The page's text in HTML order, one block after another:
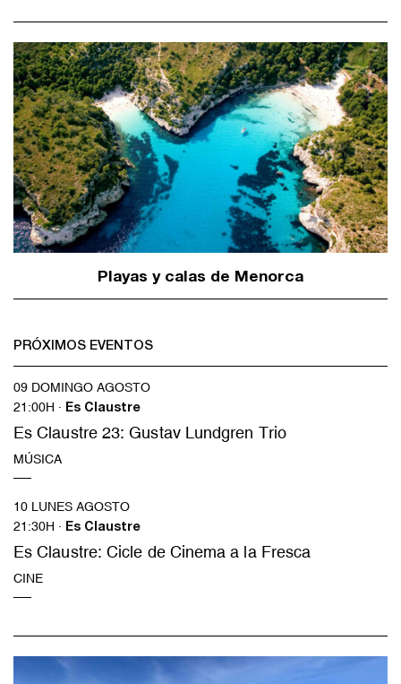
Playas y calas de Menorca
PRÓXIMOS EVENTOS
09 DOMINGO AGOSTO
21:00H · Es Claustre
Es Claustre 23: Gustav Lundgren Trio
MÚSICA
10 LUNES AGOSTO
21:30H · Es Claustre
Es Claustre: Cicle de Cinema a la Fresca
CINE